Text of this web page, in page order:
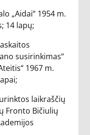
„Aidai“ 1954 m.
14 lapų;
susirinkimas“
1967 m.
laikraščių
Fronto Bičiulių